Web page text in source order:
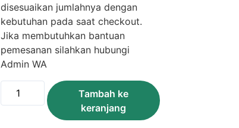
disesuaikan jumlahnya dengan
kebutuhan pada saat checkout.
Jika membutuhkan bantuan
pemesanan silahkan hubungi
Admin WA
Kuantitas
Lobak
Tambah ke
keranjang